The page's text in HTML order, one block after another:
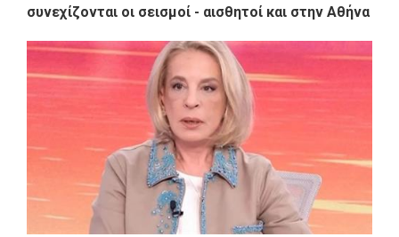
συνεχίζονται οι σεισμοί - αισθητοί και στην Αθήνα